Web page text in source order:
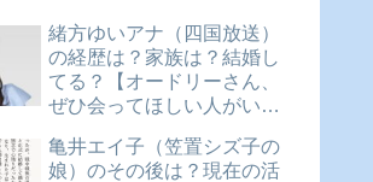
緒方ゆいアナ（四国放送）
の経歴は？家族は？結婚し
てる？【オードリーさん、
ぜひ会ってほしい人がいる
SP!】
亀井エイ子（笠置シズ子の
娘）のその後は？現在の活